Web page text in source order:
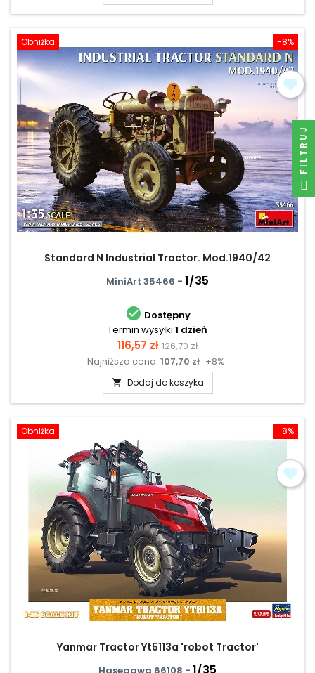
-8%
Obniżka
Standard N Industrial Tractor. Mod.1940/42
MiniArt 35466 - 1/35
 Dostępny
Termin wysyłki 1 dzień
Cena
116,57 zł Cena
podstawowa
126,70 zł
Najniższa cena: 107,70 zł +8%
 Dodaj do koszyka
-8%
Obniżka
Yanmar Tractor Yt5113a 'robot Tractor'
1/35
FILTRUJ